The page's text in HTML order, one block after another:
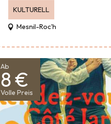
KULTURELL
Mesnil-Roc'h
Ab
8 €
Volle Preis